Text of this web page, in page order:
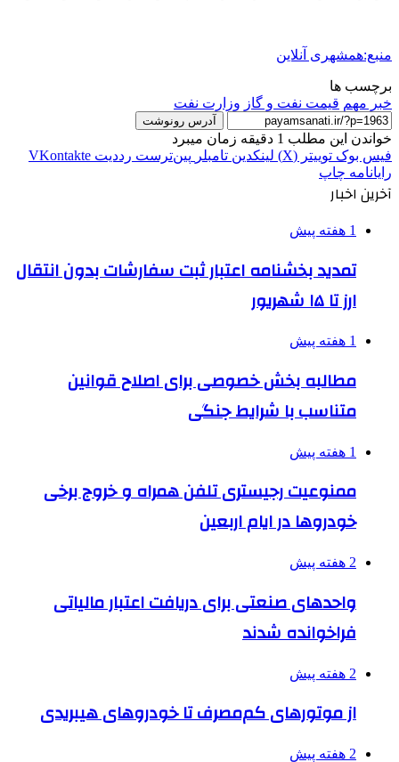
منبع:همشهری آنلاین
برچسب ها
خبر مهم قیمت نفت و گاز وزارت نفت
آدرس رونوشت
خواندن این مطلب 1 دقیقه زمان میبرد
فیس بوک توییتر (X) لینکدین ‫تامبلر ‫پین‌ترست ‫رددیت ‫VKontakte
رایانامه چاپ
آخرین اخبار
1 هفته پیش
تمدید بخشنامه اعتبار ثبت سفارشات بدون انتقال
ارز تا ۱۵ شهریور
1 هفته پیش
مطالبه بخش خصوصی برای اصلاح قوانین
متناسب با شرایط جنگی
1 هفته پیش
ممنوعیت رجیستری تلفن همراه و خروج برخی
خودروها در ایام اربعین
2 هفته پیش
واحدهای صنعتی برای دریافت اعتبار مالیاتی
فراخوانده شدند
2 هفته پیش
از موتورهای کم‌مصرف تا خودروهای هیبریدی
2 هفته پیش